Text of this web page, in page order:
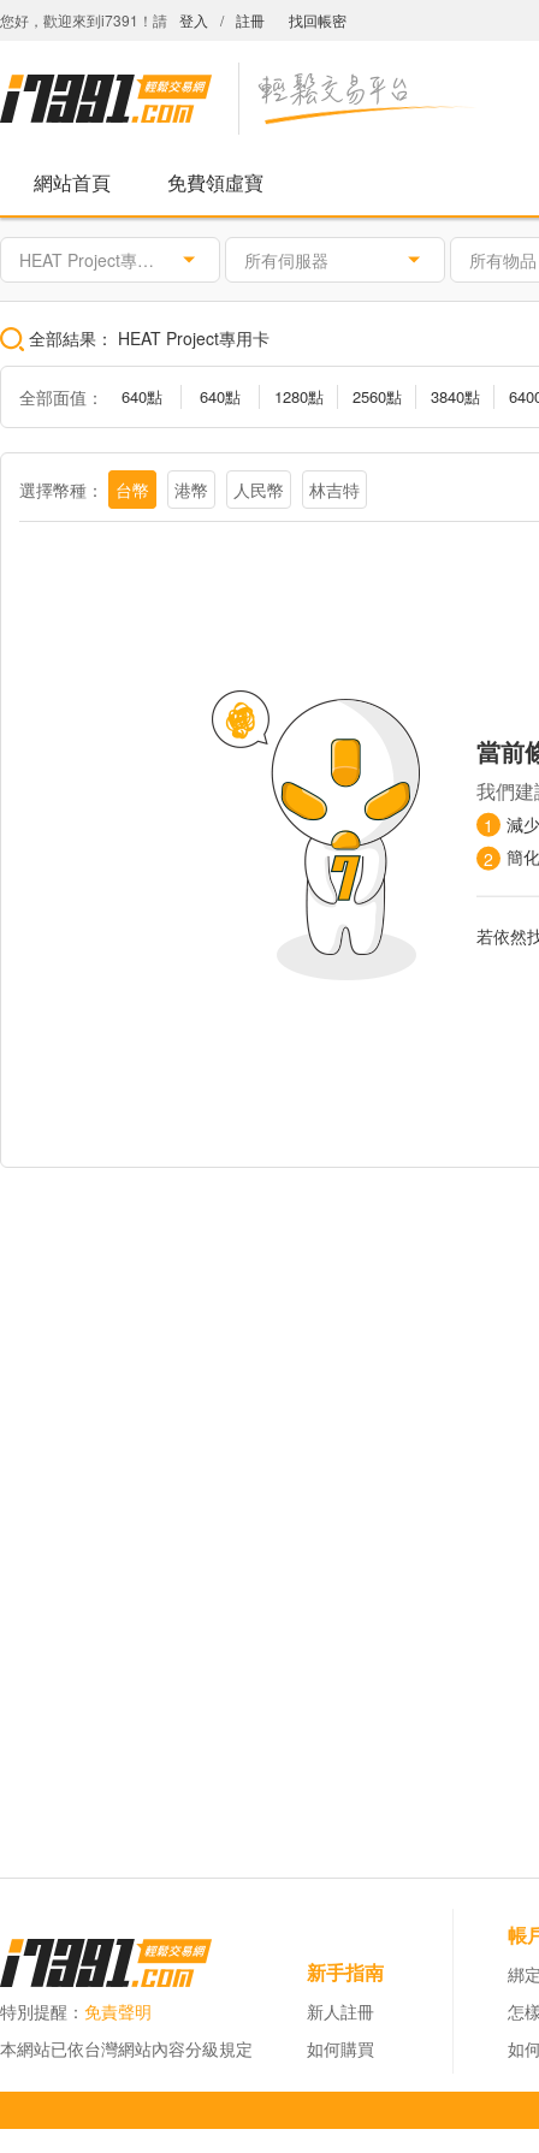
您好，歡迎來到i7391！請 登入 / 註冊 找回帳密
網站首頁 免費領虛寶
HEAT Project專用卡 所有伺服器 所有物品
全部結果： HEAT Project專用卡
全部面值： 640點 640點 1280點 2560點 3840點
選擇幣種： 台幣 港幣 人民幣 林吉特
當前
我們
1
減
2 簡
若依然
特別提醒： 免責聲明
本網站已依台灣網站內容分級規定
新手指南
新人註冊
如何購買
帳
綁
怎
如